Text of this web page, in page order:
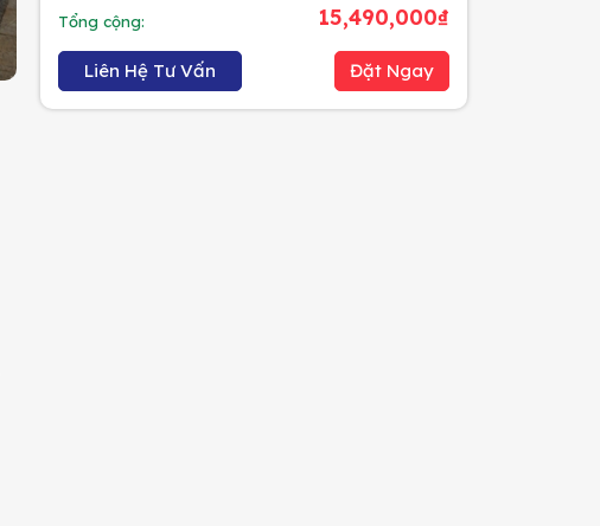
Tổng cộng: 15,490,000₫
Liên Hệ Tư Vấn Đặt Ngay